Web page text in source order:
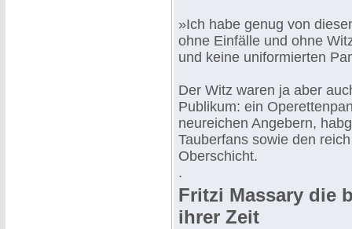
»Ich habe genug von
ohne Einfälle und ohne
und keine uniformierten
Der Witz waren ja aber
Publikum: ein
neureichen Angebern,
Tauberfans sowie den
Oberschicht.
.
Fritzi Massary die
ihrer Zeit